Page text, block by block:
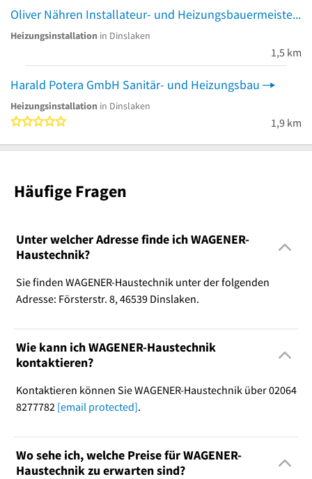
Oliver Nähren Installateur- und Heizungsbauermeister
Heizungsinstallation in Dinslaken
1,5 km
Harald Potera GmbH Sanitär- und Heizungsbau
Heizungsinstallation in Dinslaken
1,9 km
Häufige Fragen
Unter welcher Adresse finde ich WAGENER-
Haustechnik?
Sie finden WAGENER-Haustechnik unter der folgenden
Adresse: Försterstr. 8, 46539 Dinslaken.
Wie kann ich WAGENER-Haustechnik
kontaktieren?
Kontaktieren können Sie WAGENER-Haustechnik über 02064
8277782 [email protected].
Wo sehe ich, welche Preise für WAGENER-
Haustechnik zu erwarten sind?